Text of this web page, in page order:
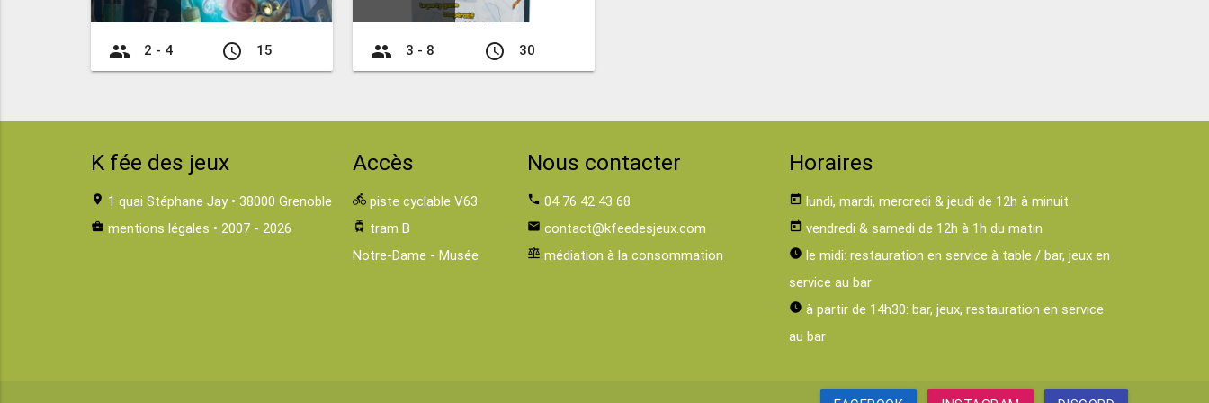
group 2 - 4 access_time 15 group 3 - 8 access_time 30
K fée des jeux
location_on 1 quai Stéphane Jay • 38000 Grenoble
business_center mentions légales • 2007 - 2026
Accès
directions_bike piste cyclable V63
tram tram B
Notre-Dame - Musée
Nous contacter
phone 04 76 42 43 68
email contact@kfeedesjeux.com
balance médiation à la consommation
Horaires
today lundi, mardi, mercredi & jeudi de 12h à minuit
today vendredi & samedi de 12h à 1h du matin
watch_later le midi: restauration en service à table / bar, jeux en
service au bar
watch_later à partir de 14h30: bar, jeux, restauration en service
au bar